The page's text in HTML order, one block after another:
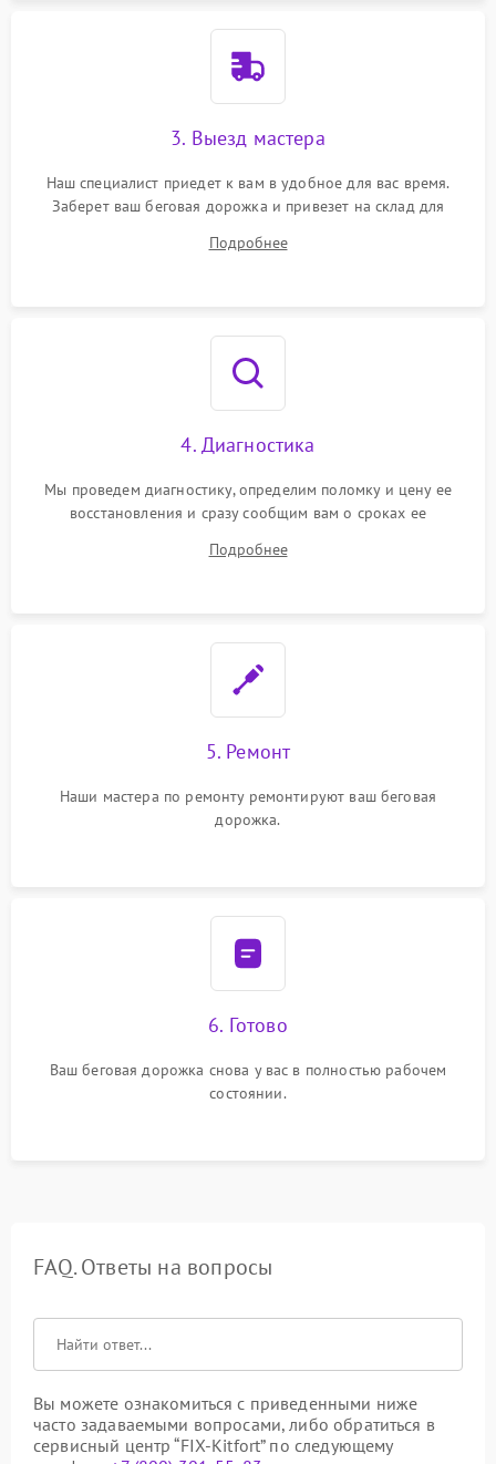
3. Выезд мастера
Наш специалист приедет к вам в удобное для вас время.
Заберет ваш беговая дорожка и привезет на склад для
Подробнее
4. Диагностика
Мы проведем диагностику, определим поломку и цену ее
восстановления и сразу сообщим вам о сроках ее
Подробнее
5. Ремонт
Наши мастера по ремонту ремонтируют ваш беговая
дорожка.
6. Готово
Ваш беговая дорожка снова у вас в полностью рабочем
состоянии.
FAQ. Ответы на вопросы
Вы можете ознакомиться с приведенными ниже
часто задаваемыми вопросами, либо обратиться в
сервисный центр “FIX-Kitfort” по следующему